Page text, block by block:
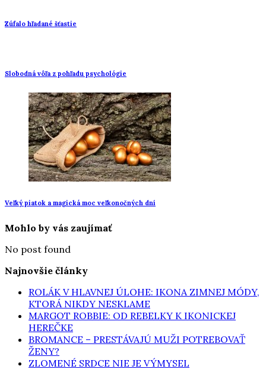
Zúfalo hľadané šťastie
Slobodná vôľa z pohľadu psychológie
Veľký piatok a magická moc veľkonočných dní
Mohlo by vás zaujímať
No post found
Najnovšie články
ROLÁK V HLAVNEJ ÚLOHE: IKONA ZIMNEJ MÓDY,
KTORÁ NIKDY NESKLAME
MARGOT ROBBIE: OD REBELKY K IKONICKEJ
HEREČKE
BROMANCE – PRESTÁVAJÚ MUŽI POTREBOVAŤ
ŽENY?
ZLOMENÉ SRDCE NIE JE VÝMYSEL